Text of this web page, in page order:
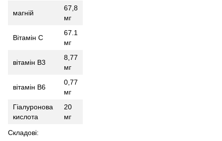
магній
67,8
мг
Вітамін С
67.1
мг
вітамін В3
8,77
мг
вітамін В6
0,77
мг
Гіалуронова
кислота
20
мг
Складові: